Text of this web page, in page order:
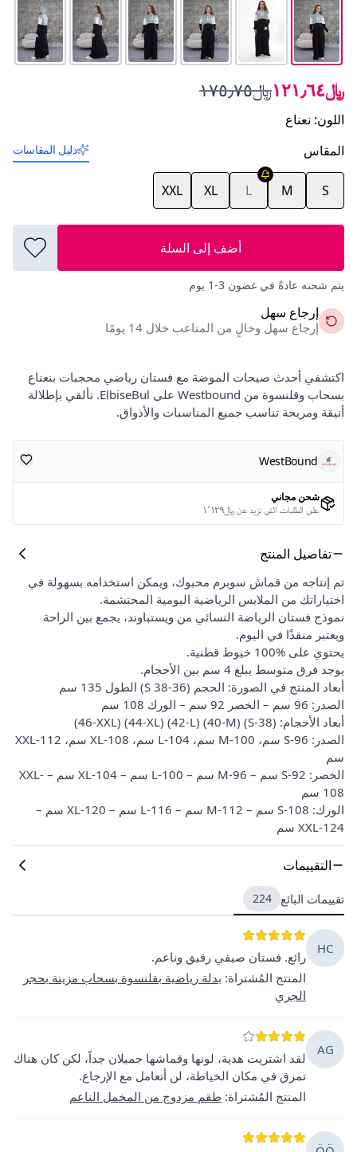
﷼١٢١٫٦٤ ﷼١٧٥٫٧٥
اللون: نعناع
المقاس
دليل المقاسات
S
M
L
XL
XXL
أضف إلى السلة
يتم شحنه عادةً في غضون 3-1 يوم
إرجاع سهل
إرجاع سهل وخالٍ من المتاعب خلال 14 يومًا
اكتشفي أحدث صيحات الموضة مع فستان رياضي محجبات بنعناع
بسحاب وقلنسوة من Westbound على ElbiseBul. تألقي بإطلالة
أنيقة ومريحة تناسب جميع المناسبات والأذواق.
WestBound
شحن مجاني
على الطلبات التي تزيد عن ﷼١٬١٢٩
تفاصيل المنتج
تم إنتاجه من قماش سوبرم محبوك، ويمكن استخدامه بسهولة في
اختياراتك من الملابس الرياضية اليومية المحتشمة.
نموذج فستان الرياضة النسائي من ويستباوند، يجمع بين الراحة
ويعتبر منقذًا في اليوم.
يحتوي على %100 خيوط قطنية.
يوجد فرق متوسط يبلغ 4 سم بين الأحجام.
أبعاد المنتج في الصورة: الحجم (36-38 S) الطول 135 سم
الصدر: 96 سم – الخصر 92 سم – الورك 108 سم
أبعاد الأحجام: (38-S) (40-M) (42-L) (44-XL) (46-XXL)
الصدر: S-96 سم، M-100 سم، L-104 سم، XL-108 سم، XXL-112
سم
الخصر: S-92 سم – M-96 سم – L-100 سم – XL-104 سم – XXL-
108 سم
الورك: S-108 سم – M-112 سم – L-116 سم – XL-120 سم –
XXL-124 سم
التقييمات
تقييمات البائع 224
HC
رائع. فستان صيفي رقيق وناعم.
المنتج المُشتراة: بدلة رياضية بقلنسوة بسحاب مزينة بحجر
الجري
AG
لقد اشتريت هدية، لونها وقماشها جميلان جداً، لكن كان هناك
تمزق في مكان الخياطة، لن أتعامل مع الإرجاع.
المنتج المُشتراة: طقم مزدوج من المخمل الناعم